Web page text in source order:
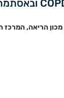
הריאה, המרכז